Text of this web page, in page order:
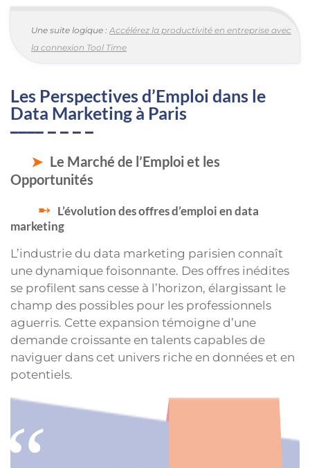
Une suite logique :Accélérez la productivité en entreprise avec
la connexion Tool Time
Les Perspectives d’Emploi dans le
Data Marketing à Paris
Le Marché de l’Emploi et les
Opportunités
L’évolution des offres d’emploi en data
marketing
L’industrie du data marketing parisien connaît
une dynamique foisonnante. Des offres inédites
se profilent sans cesse à l’horizon, élargissant le
champ des possibles pour les professionnels
aguerris. Cette expansion témoigne d’une
demande croissante en talents capables de
naviguer dans cet univers riche en données et en
potentiels.